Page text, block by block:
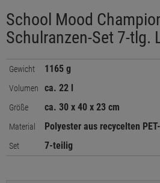
School Mood
Schulranzen-Set 7-tlg.
Gewicht 1165 g
Volumen ca. 22 l
Größe ca. 30 x 40 x 23 cm
Material Polyester aus recycelten
Set 7-teilig